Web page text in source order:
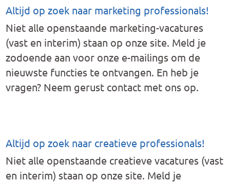
Altijd op zoek naar marketing professionals!
Niet alle openstaande marketing-vacatures
(vast en interim) staan op onze site. Meld je
zodoende aan voor onze e-mailings om de
nieuwste functies te ontvangen. En heb je
vragen? Neem gerust contact met ons op.
Altijd op zoek naar creatieve professionals!
Niet alle openstaande creatieve vacatures (vast
en interim) staan op onze site. Meld je